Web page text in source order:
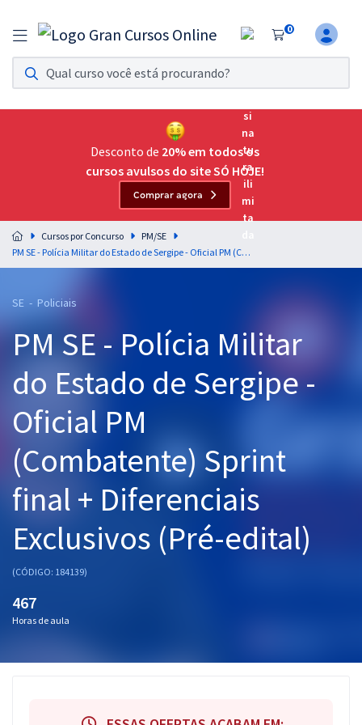
0
Assinatura Ilimitada 11
Acesso a todos os cursos. Teste grátis por 7 dias!
Assinatura OAB Até Passar
Acesso ilimitado a toda preparação para o Exame da
Residências Multiprofissionais
Preparação completa e intensiva para as principais
residências em saúde do Brasil
Cursos 20% OFF
Pós
Graduação
OAB
Mentorias
Questões grátis
Aprovados
Desconto de 20% em todos os
cursos avulsos do site SÓ HOJE!
Comprar agora
Cursos por Concurso
PM/SE
PM SE - Polícia Militar do Estado de Sergipe - Oficial PM (Combatente) Sprint final + Diferenciais Exclusivos (Pré-edital)
SE - Policiais
PM SE - Polícia Militar
do Estado de Sergipe -
Oficial PM
(Combatente) Sprint
final + Diferenciais
Exclusivos (Pré-edital)
(CÓDIGO: 184139)
467
Horas de aula